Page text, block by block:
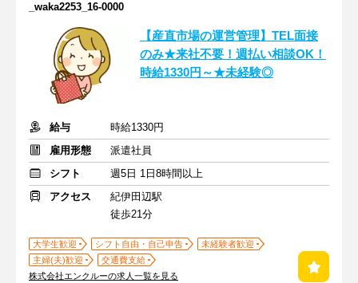
_waka2253_16-0000
【産直市場の運営管理】TEL面接
のみ★来社不要！週払い相談OK！
時給1330円～★未経験◎
給与
時給1330円
雇用形態
派遣社員
シフト
週5日 1日8時間以上
アクセス
紀伊田辺駅
徒歩21分
大学生歓迎 シフト自由・自己申告
未経験者歓迎
主婦(夫)歓迎
交通費支給
株式会社エンクルーの求人一覧を見る